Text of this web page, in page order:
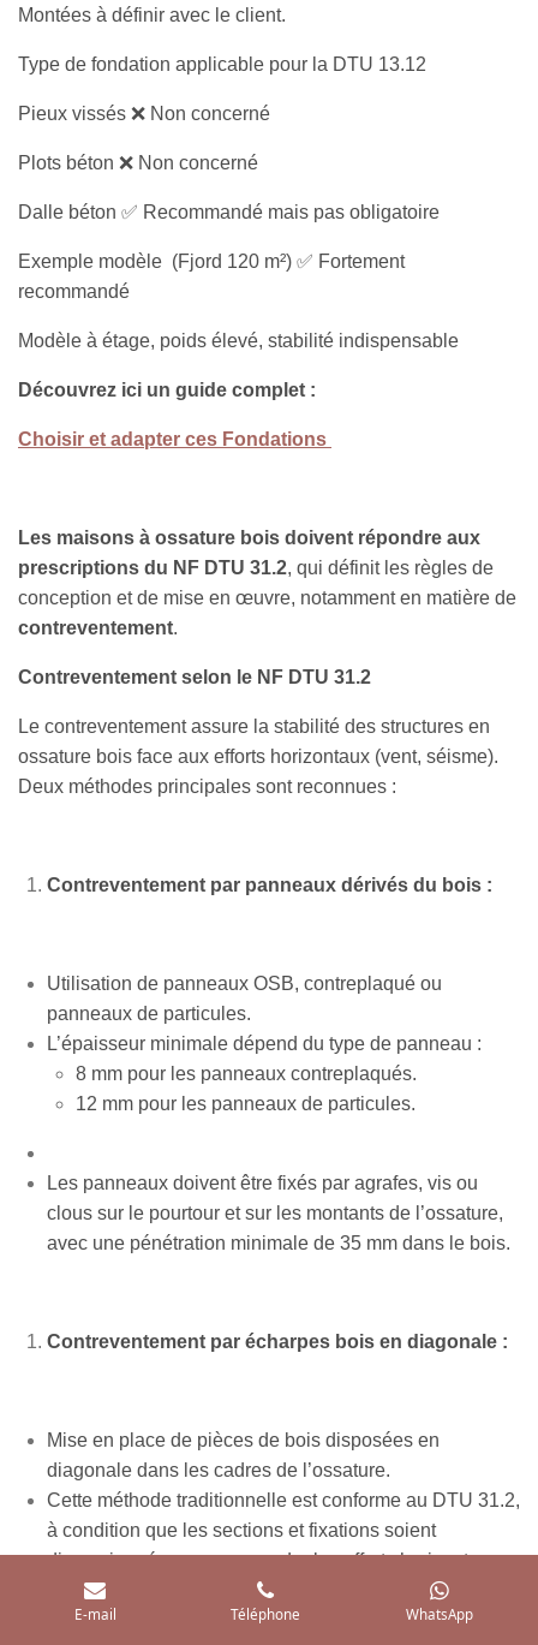
Montées à définir avec le client.
Type de fondation applicable pour la DTU 13.12
Pieux vissés ❌ Non concerné
Plots béton ❌ Non concerné
Dalle béton ✅ Recommandé mais pas obligatoire
Exemple modèle (Fjord 120 m²) ✅ Fortement
recommandé
Modèle à étage, poids élevé, stabilité indispensable
Découvrez ici un guide complet :
Choisir et adapter ces Fondations
Les maisons à ossature bois doivent répondre aux
prescriptions du NF DTU 31.2, qui définit les règles de
conception et de mise en œuvre, notamment en matière de
contreventement.
Contreventement selon le NF DTU 31.2
Le contreventement assure la stabilité des structures en
ossature bois face aux efforts horizontaux (vent, séisme).
Deux méthodes principales sont reconnues :
Contreventement par panneaux dérivés du bois :
Utilisation de panneaux OSB, contreplaqué ou
panneaux de particules.
L’épaisseur minimale dépend du type de panneau :
8 mm pour les panneaux contreplaqués.
12 mm pour les panneaux de particules.
Les panneaux doivent être fixés par agrafes, vis ou
clous sur le pourtour et sur les montants de l’ossature,
avec une pénétration minimale de 35 mm dans le bois.
Contreventement par écharpes bois en diagonale :
Mise en place de pièces de bois disposées en
diagonale dans les cadres de l’ossature.
Cette méthode traditionnelle est conforme au DTU 31.2,
à condition que les sections et fixations soient
dimensionnées pour reprendre les efforts horizontaux.
E-mail Téléphone WhatsApp